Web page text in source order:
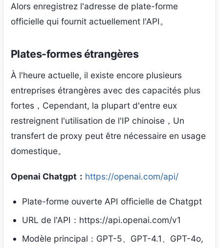
Alors enregistrez l'adresse de plate-forme
officielle qui fournit actuellement l'API。
Plates-formes étrangères
À l'heure actuelle, il existe encore plusieurs
entreprises étrangères avec des capacités plus
fortes，Cependant, la plupart d'entre eux
restreignent l'utilisation de l'IP chinoise，Un
transfert de proxy peut être nécessaire en usage
domestique。
Openai Chatgpt： https://openai.com/api/
Plate-forme ouverte API officielle de Chatgpt
URL de l'API：https://api.openai.com/v1
Modèle principal：GPT-5、GPT-4.1、GPT-4o,